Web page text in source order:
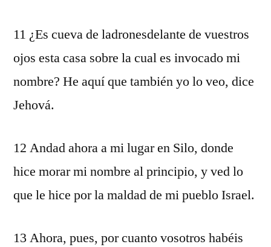
11 ¿Es cueva de ladronesdelante de vuestros
ojos esta casa sobre la cual es invocado mi
nombre? He aquí que también yo lo veo, dice
Jehová.
12 Andad ahora a mi lugar en Silo, donde
hice morar mi nombre al principio, y ved lo
que le hice por la maldad de mi pueblo Israel.
13 Ahora, pues, por cuanto vosotros habéis